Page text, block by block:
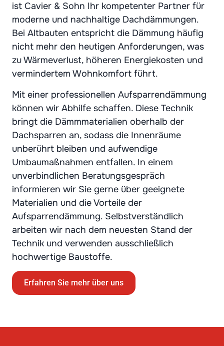
ist Cavier & Sohn Ihr kompetenter Partner für
moderne und nachhaltige Dachdämmungen.
Bei Altbauten entspricht die Dämmung häufig
nicht mehr den heutigen Anforderungen, was
zu Wärmeverlust, höheren Energiekosten und
vermindertem Wohnkomfort führt.
Mit einer professionellen Aufsparrendämmung
können wir Abhilfe schaffen. Diese Technik
bringt die Dämmmaterialien oberhalb der
Dachsparren an, sodass die Innenräume
unberührt bleiben und aufwendige
Umbaumaßnahmen entfallen. In einem
unverbindlichen Beratungsgespräch
informieren wir Sie gerne über geeignete
Materialien und die Vorteile der
Aufsparrendämmung. Selbstverständlich
arbeiten wir nach dem neuesten Stand der
Technik und verwenden ausschließlich
hochwertige Baustoffe.
Erfahren Sie mehr über uns